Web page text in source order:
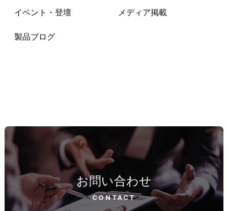
イベント・登壇 メディア掲載
製品ブログ
お問い合わせ
CONTACT